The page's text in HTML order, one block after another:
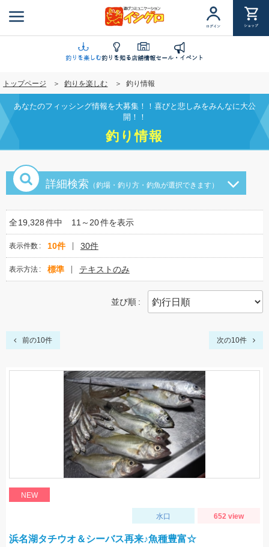
ン
に
移
動
ログイン ショップ
釣りを楽しむ釣りを知る店舗情報セール・イベント
トップページ 釣りを楽しむ 釣り情報
あなたのフィッシング情報を大募集！！喜びと悲しみをみんなに大公
開！！
釣り情報
詳細検索 （釣場・釣り方・釣魚が選択できます）
全19,328件中 11～20件を表示
表示件数 10件 30件
表示方法 標準 テキストのみ
並び順
前の10件 次の10件
NEW
水口 652 view
浜名湖タチウオ＆シーバス再来♪魚種豊富☆